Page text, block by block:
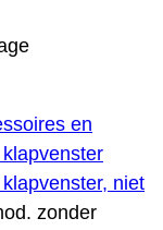
en
niet
zonder